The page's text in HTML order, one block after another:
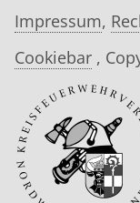
Impressum,
Cookiebar ,